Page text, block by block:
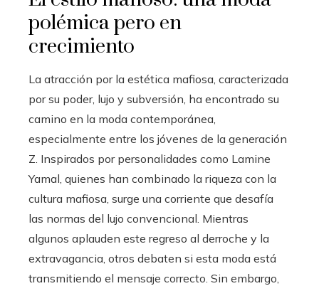
polémica pero en
crecimiento
La atracción por la estética mafiosa, caracterizada
por su poder, lujo y subversión, ha encontrado su
camino en la moda contemporánea,
especialmente entre los jóvenes de la generación
Z. Inspirados por personalidades como Lamine
Yamal, quienes han combinado la riqueza con la
cultura mafiosa, surge una corriente que desafía
las normas del lujo convencional. Mientras
algunos aplauden este regreso al derroche y la
extravagancia, otros debaten si esta moda está
transmitiendo el mensaje correcto. Sin embargo,